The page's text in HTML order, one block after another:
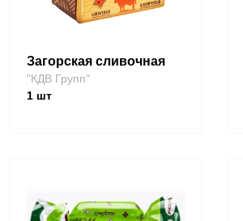
Загорская сливочная
"КДВ Групп"
1 шт